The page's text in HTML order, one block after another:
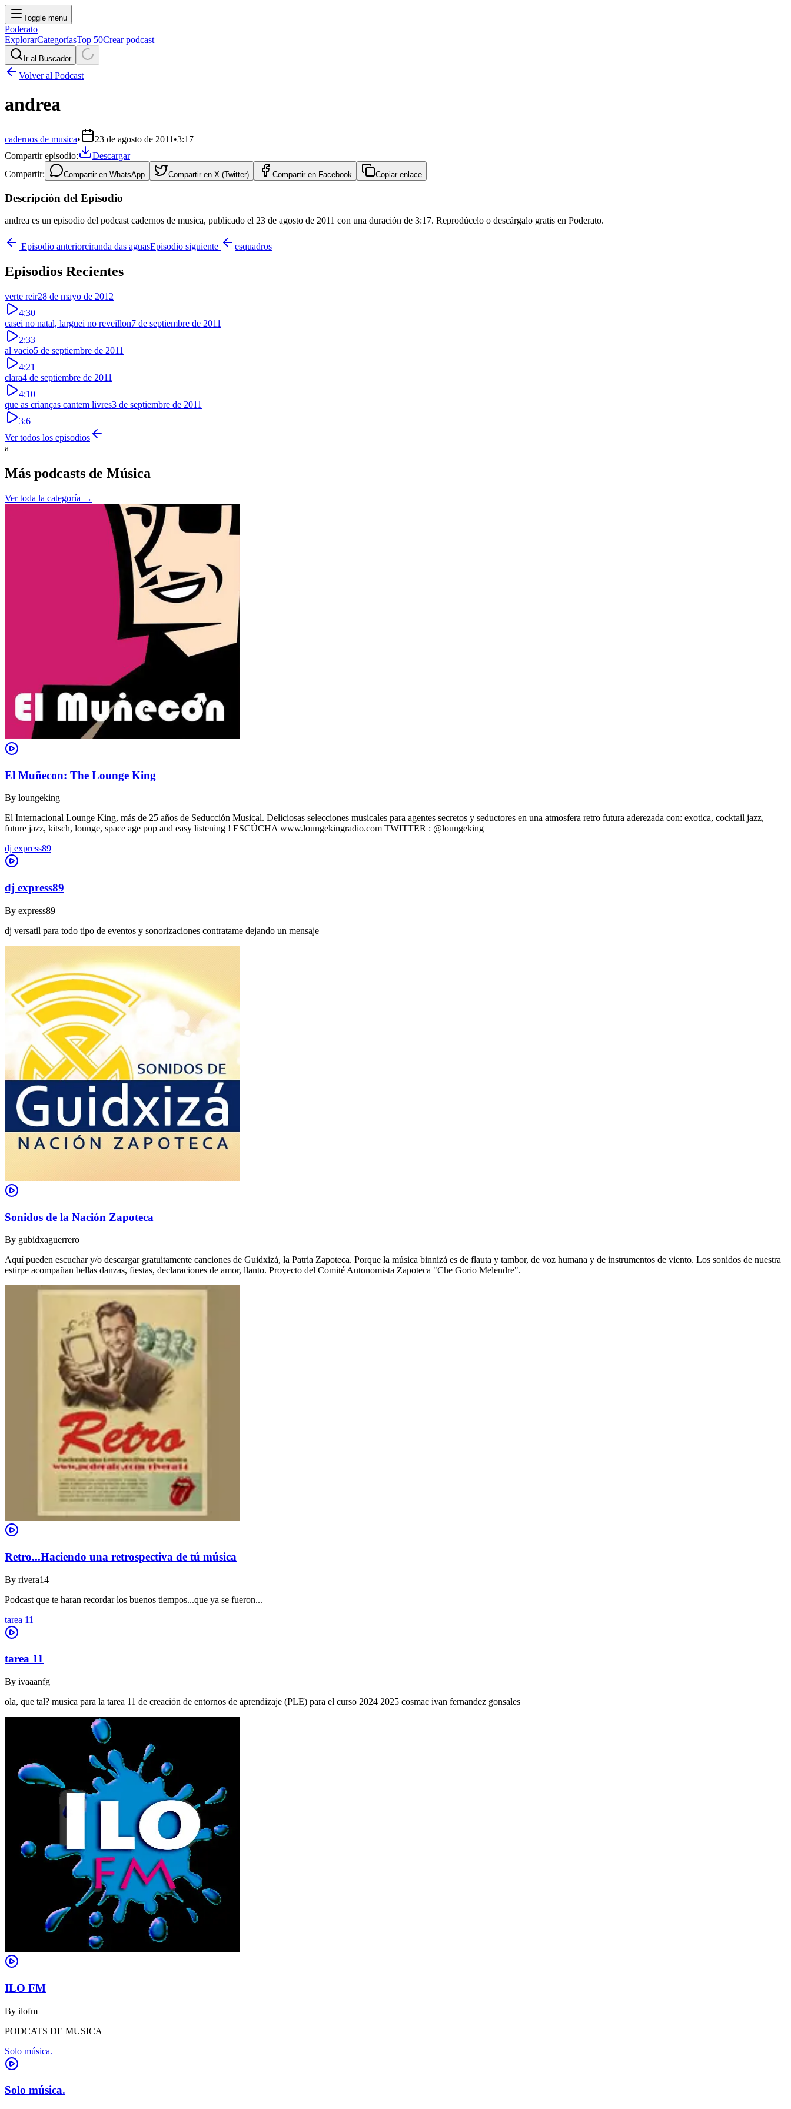
Toggle menu
Poderato
ExplorarCategoríasTop 50Crear podcast
Ir al Buscador
Volver al Podcast
andrea
cadernos de musica• 23 de agosto de 2011 •3:17
Compartir episodio:
Descargar
Compartir:
Compartir en WhatsApp Compartir en X (Twitter) Compartir en Facebook Copiar enlace
Descripción del Episodio
andrea es un episodio del podcast cadernos de musica, publicado el 23 de agosto de 2011 con una duración de 3:17. Reprodúcelo o descárgalo gratis en Poderato.
Episodio anteriorciranda das aguasEpisodio siguiente esquadros
Episodios Recientes
verte reir28 de mayo de 2012
4:30
casei no natal, larguei no reveillon7 de septiembre de 2011
2:33
al vacio5 de septiembre de 2011
4:21
clara4 de septiembre de 2011
4:10
que as crianças cantem livres3 de septiembre de 2011
3:6
Ver todos los episodios
a
Más podcasts de Música
Ver toda la categoría →
El Muñecon: The Lounge King
By loungeking
El Internacional Lounge King, más de 25 años de Seducción Musical. Deliciosas selecciones musicales para agentes secretos y seductores en una atmosfera retro futura aderezada con: exotica, cocktail jazz,
future jazz, kitsch, lounge, space age pop and easy listening ! ESCÚCHA www.loungekingradio.com TWITTER : @loungeking
dj express89
dj express89
By express89
dj versatil para todo tipo de eventos y sonorizaciones contratame dejando un mensaje
Sonidos de la Nación Zapoteca
By gubidxaguerrero
Aquí pueden escuchar y/o descargar gratuitamente canciones de Guidxizá, la Patria Zapoteca. Porque la música binnizá es de flauta y tambor, de voz humana y de instrumentos de viento. Los sonidos de nuestra
estirpe acompañan bellas danzas, fiestas, declaraciones de amor, llanto. Proyecto del Comité Autonomista Zapoteca "Che Gorio Melendre".
Retro...Haciendo una retrospectiva de tú música
By rivera14
Podcast que te haran recordar los buenos tiempos...que ya se fueron...
tarea 11
tarea 11
By ivaaanfg
ola, que tal? musica para la tarea 11 de creación de entornos de aprendizaje (PLE) para el curso 2024 2025 cosmac ivan fernandez gonsales
ILO FM
By ilofm
PODCATS DE MUSICA
Solo música.
Solo música.